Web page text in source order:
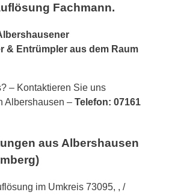
Fachmann.
& Entrümpler aus dem Raum
– Kontaktieren Sie uns
Albershausen – Telefon: 07161
aus Albershausen
im Umkreis 73095, , /